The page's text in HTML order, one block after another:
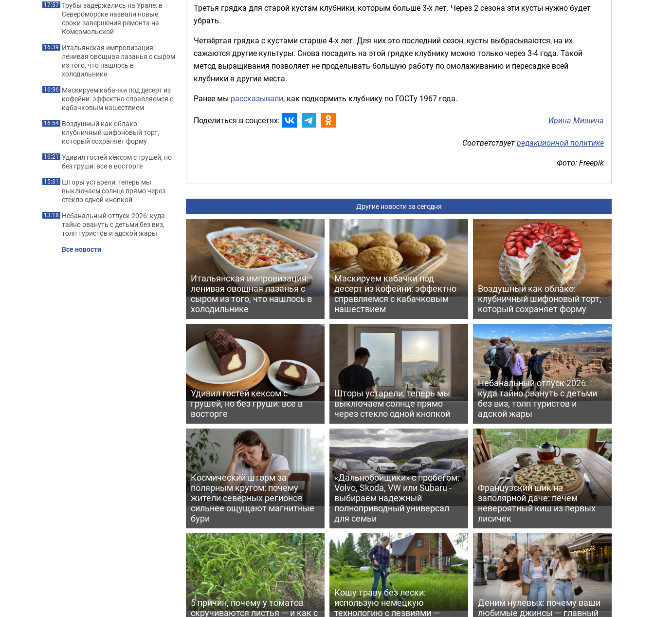
Третья грядка для старой кустам клубники, которым больше 3-х лет. Через 2 сезона эти кусты нужно будет
убрать.
Четвёртая грядка с кустами старше 4-х лет. Для них это последний сезон, кусты выбрасываются, на их
сажаются другие культуры. Снова посадить на этой грядке клубнику можно только через 3-4 года. Такой
метод выращивания позволяет не проделывать большую работу по омолаживанию и пересадке всей
клубники в другие места.
Ранее мы рассказывали, как подкормить клубнику по ГОСТу 1967 года.
Поделиться в соцсетях: Ирина Мишина
Соответствуетредакционной политике
Фото: Freepik
Другие новости за сегодня
Итальянская импровизация:
ленивая овощная лазанья с
сыром из того, что нашлось в
холодильнике
Маскируем кабачки под
десерт из кофейни: эффектно
справляемся с кабачковым
нашествием
Воздушный как облако:
клубничный шифоновый торт,
который сохраняет форму
Удивил гостей кексом с
грушей, но без груши: все в
восторге
Шторы устарели: теперь мы
выключаем солнце прямо
через стекло одной кнопкой
Небанальный отпуск 2026:
куда тайно рвануть с детьми
без виз, толп туристов и
адской жары
Космический шторм за
полярным кругом: почему
жители северных регионов
сильнее ощущают магнитные
бури
«Дальнобойщики» с пробегом:
Volvo, Skoda, VW или Subaru -
выбираем надежный
полноприводный универсал
для семьи
Французский шик на
заполярной даче: печем
невероятный киш из первых
лисичек
5 причин, почему у томатов
скручиваются листья — и как с
Кошу траву без лески:
использую немецкую
технологию с лезвиями —
Деним нулевых: почему ваши
любимые джинсы — главный
17:57 Трубы задержались на Урале: в
Североморске назвали новые
сроки завершения ремонта на
Комсомольской
16:39 Итальянская импровизация:
ленивая овощная лазанья с сыром
из того, что нашлось в
холодильнике
16:36 Маскируем кабачки под десерт из
кофейни: эффектно справляемся с
кабачковым нашествием
16:54 Воздушный как облако:
клубничный шифоновый торт,
который сохраняет форму
16:21 Удивил гостей кексом с грушей, но
без груши: все в восторге
15:31 Шторы устарели: теперь мы
выключаем солнце прямо через
стекло одной кнопкой
13:18 Небанальный отпуск 2026: куда
тайно рвануть с детьми без виз,
толп туристов и адской жары
Все новости